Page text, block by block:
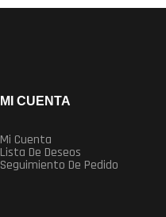
MI CUENTA
Mi Cuenta
Lista De Deseos
Seguimiento De Pedido